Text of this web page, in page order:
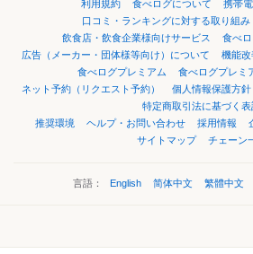
利用規約 食べログについて
携帯
口コミ・ランキングに対する取り組み
飲食店・飲食企業様向けサービス
食べ
広告（メーカー・団体様等向け）について
機能改
食べログプレミアム
食べログプレミ
ネット予約（リクエスト予約）
個人情報保護方針
特定商取引法に基づく表
推奨環境
ヘルプ・お問い合わせ 採用情報
サイトマップ
チェーン
言語： English 简体中文 繁體中文